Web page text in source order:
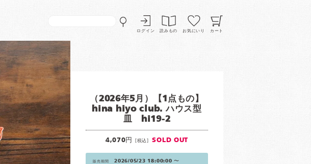
ログイン 読みもの お気にいり カート
（2026年5月）【1点もの】
hina hiyo club. ハウス型
皿 hi19-2
4,070円 [税込] SOLD OUT
販売期間 2026/05/23 18:00:00 〜